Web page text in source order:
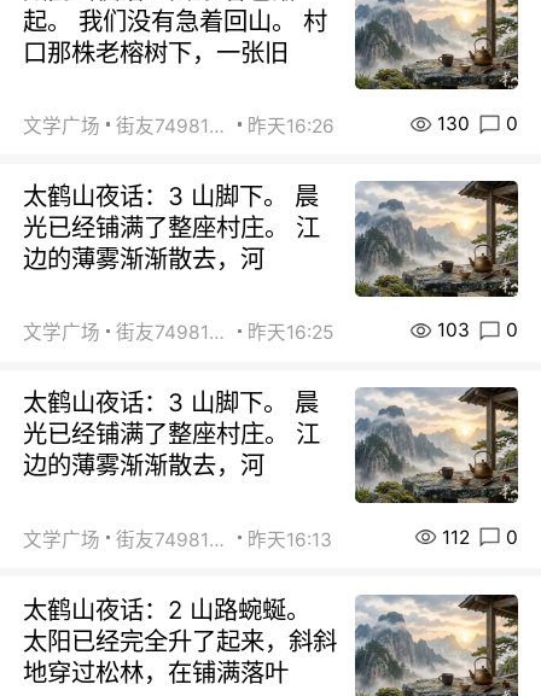
起。 我们没有急着回山。 村
口那株老榕树下，一张旧
文学广场 街友74981146 昨天16:26 130 0
太鹤山夜话：3 山脚下。 晨
光已经铺满了整座村庄。 江
边的薄雾渐渐散去，河
文学广场 街友74981146 昨天16:25 103 0
太鹤山夜话：3 山脚下。 晨
光已经铺满了整座村庄。 江
边的薄雾渐渐散去，河
文学广场 街友74981146 昨天16:13 112 0
太鹤山夜话：2 山路蜿蜒。
太阳已经完全升了起来，斜斜
地穿过松林，在铺满落叶